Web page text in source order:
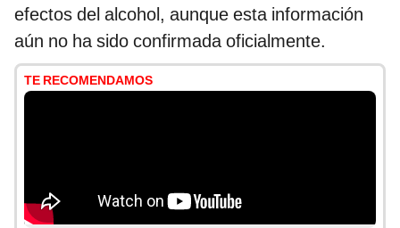
efectos del alcohol, aunque esta información
aún no ha sido confirmada oficialmente.
TE RECOMENDAMOS